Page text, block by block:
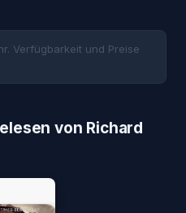
Verfügbarkeit und Preise
von Richard